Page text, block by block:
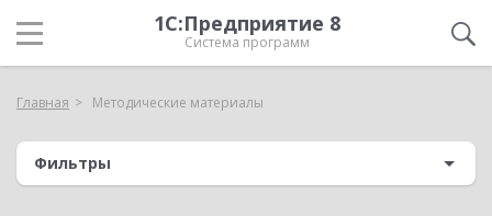
1С:Предприятие 8
Система программ
Главная Методические материалы
Фильтры